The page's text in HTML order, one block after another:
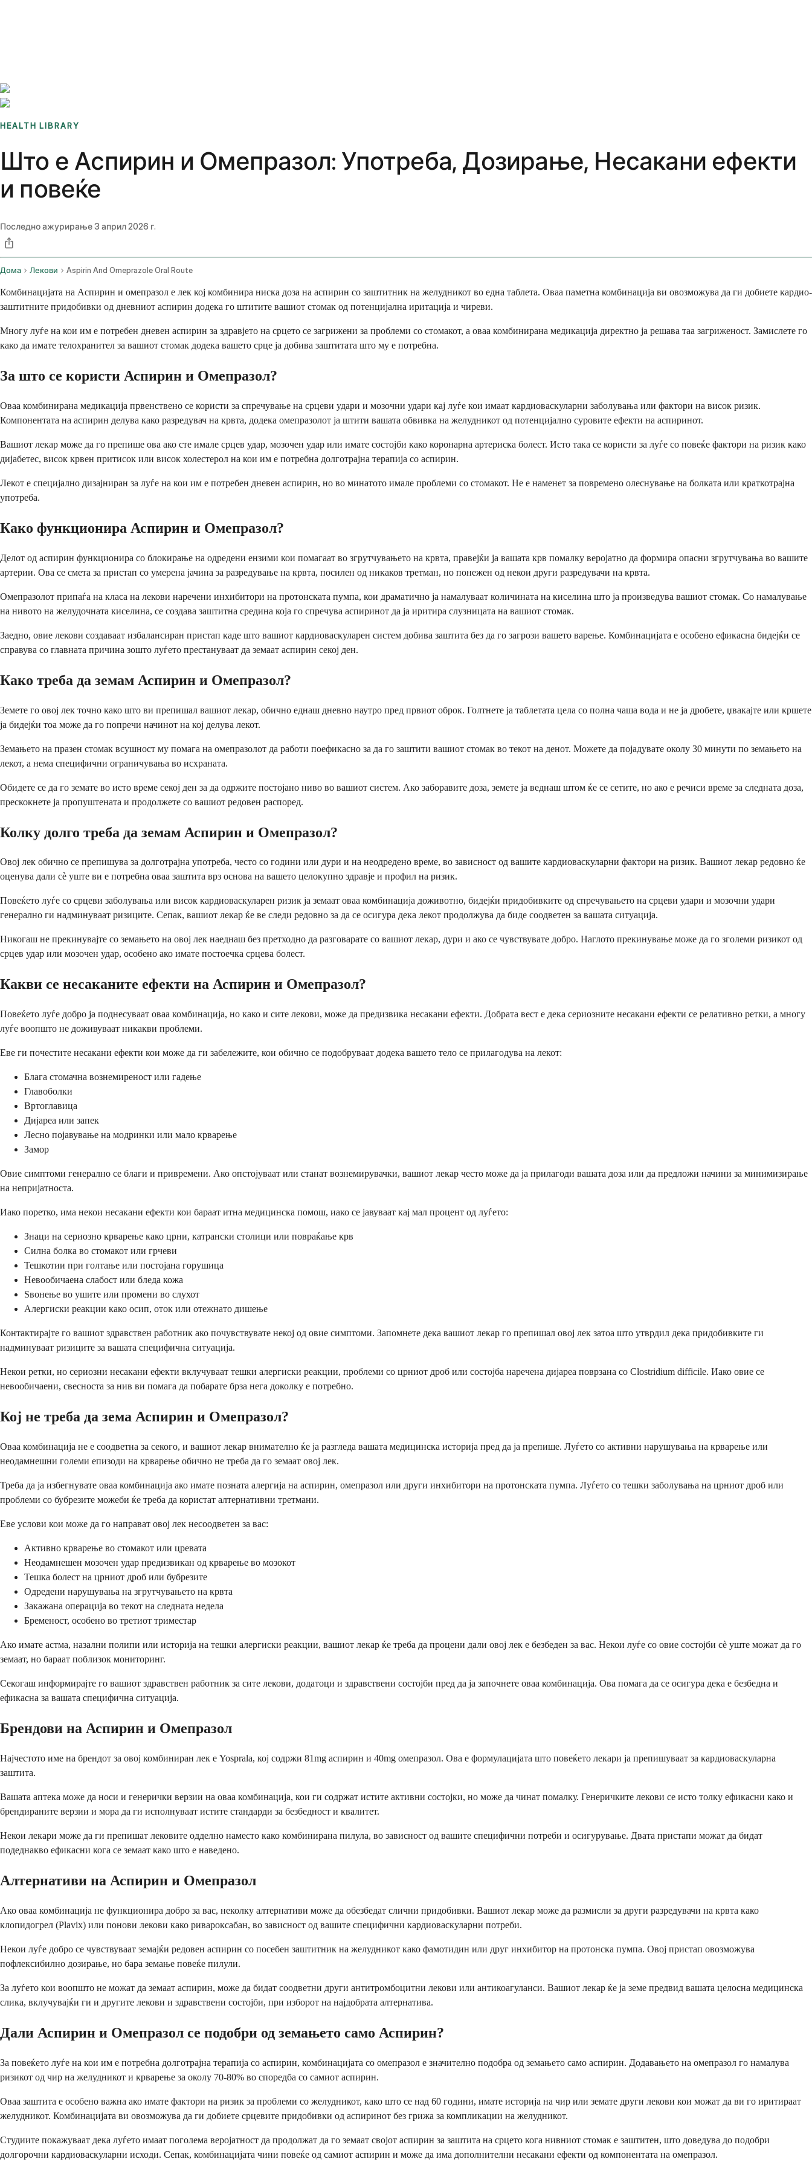
HEALTH LIBRARY
Што е Аспирин и Омепразол: Употреба, Дозирање, Несакани ефекти
и повеќе
Последно ажурирање3 април 2026 г.
Дома Лекови Aspirin And Omeprazole Oral Route
Комбинацијата на Аспирин и омепразол е лек кој комбинира ниска доза на аспирин со заштитник на желудникот во една таблета. Оваа паметна комбинација ви овозможува да ги добиете кардио-
заштитните придобивки од дневниот аспирин додека го штитите вашиот стомак од потенцијална иритација и чиреви.
Многу луѓе на кои им е потребен дневен аспирин за здравјето на срцето се загрижени за проблеми со стомакот, а оваа комбинирана медикација директно ја решава таа загриженост. Замислете го
како да имате телохранител за вашиот стомак додека вашето срце ја добива заштитата што му е потребна.
За што се користи Аспирин и Омепразол?
Оваа комбинирана медикација првенствено се користи за спречување на срцеви удари и мозочни удари кај луѓе кои имаат кардиоваскуларни заболувања или фактори на висок ризик.
Компонентата на аспирин делува како разредувач на крвта, додека омепразолот ја штити вашата обвивка на желудникот од потенцијално суровите ефекти на аспиринот.
Вашиот лекар може да го препише ова ако сте имале срцев удар, мозочен удар или имате состојби како коронарна артериска болест. Исто така се користи за луѓе со повеќе фактори на ризик како
дијабетес, висок крвен притисок или висок холестерол на кои им е потребна долготрајна терапија со аспирин.
Лекот е специјално дизајниран за луѓе на кои им е потребен дневен аспирин, но во минатото имале проблеми со стомакот. Не е наменет за повремено олеснување на болката или краткотрајна
употреба.
Како функционира Аспирин и Омепразол?
Делот од аспирин функционира со блокирање на одредени ензими кои помагаат во згрутчувањето на крвта, правејќи ја вашата крв помалку веројатно да формира опасни згрутчувања во вашите
артерии. Ова се смета за пристап со умерена јачина за разредување на крвта, посилен од никаков третман, но понежен од некои други разредувачи на крвта.
Омепразолот припаѓа на класа на лекови наречени инхибитори на протонската пумпа, кои драматично ја намалуваат количината на киселина што ја произведува вашиот стомак. Со намалување
на нивото на желудочната киселина, се создава заштитна средина која го спречува аспиринот да ја иритира слузницата на вашиот стомак.
Заедно, овие лекови создаваат избалансиран пристап каде што вашиот кардиоваскуларен систем добива заштита без да го загрози вашето варење. Комбинацијата е особено ефикасна бидејќи се
справува со главната причина зошто луѓето престануваат да земаат аспирин секој ден.
Како треба да земам Аспирин и Омепразол?
Земете го овој лек точно како што ви препишал вашиот лекар, обично еднаш дневно наутро пред првиот оброк. Голтнете ја таблетата цела со полна чаша вода и не ја дробете, џвакајте или кршете
ја бидејќи тоа може да го попречи начинот на кој делува лекот.
Земањето на празен стомак всушност му помага на омепразолот да работи поефикасно за да го заштити вашиот стомак во текот на денот. Можете да појадувате околу 30 минути по земањето на
лекот, а нема специфични ограничувања во исхраната.
Обидете се да го земате во исто време секој ден за да одржите постојано ниво во вашиот систем. Ако заборавите доза, земете ја веднаш штом ќе се сетите, но ако е речиси време за следната доза,
прескокнете ја пропуштената и продолжете со вашиот редовен распоред.
Колку долго треба да земам Аспирин и Омепразол?
Овој лек обично се препишува за долготрајна употреба, често со години или дури и на неодредено време, во зависност од вашите кардиоваскуларни фактори на ризик. Вашиот лекар редовно ќе
оценува дали сè уште ви е потребна оваа заштита врз основа на вашето целокупно здравје и профил на ризик.
Повеќето луѓе со срцеви заболувања или висок кардиоваскуларен ризик ја земаат оваа комбинација доживотно, бидејќи придобивките од спречувањето на срцеви удари и мозочни удари
генерално ги надминуваат ризиците. Сепак, вашиот лекар ќе ве следи редовно за да се осигура дека лекот продолжува да биде соодветен за вашата ситуација.
Никогаш не прекинувајте со земањето на овој лек наеднаш без претходно да разговарате со вашиот лекар, дури и ако се чувствувате добро. Наглото прекинување може да го зголеми ризикот од
срцев удар или мозочен удар, особено ако имате постоечка срцева болест.
Какви се несаканите ефекти на Аспирин и Омепразол?
Повеќето луѓе добро ја поднесуваат оваа комбинација, но како и сите лекови, може да предизвика несакани ефекти. Добрата вест е дека сериозните несакани ефекти се релативно ретки, а многу
луѓе воопшто не доживуваат никакви проблеми.
Еве ги почестите несакани ефекти кои може да ги забележите, кои обично се подобруваат додека вашето тело се прилагодува на лекот:
Блага стомачна вознемиреност или гадење
Главоболки
Вртоглавица
Дијареа или запек
Лесно појавување на модринки или мало крварење
Замор
Овие симптоми генерално се благи и привремени. Ако опстојуваат или станат вознемирувачки, вашиот лекар често може да ја прилагоди вашата доза или да предложи начини за минимизирање
на непријатноста.
Иако поретко, има некои несакани ефекти кои бараат итна медицинска помош, иако се јавуваат кај мал процент од луѓето:
Знаци на сериозно крварење како црни, катрански столици или повраќање крв
Силна болка во стомакот или грчеви
Тешкотии при голтање или постојана горушица
Невообичаена слабост или бледа кожа
Ѕвонење во ушите или промени во слухот
Алергиски реакции како осип, оток или отежнато дишење
Контактирајте го вашиот здравствен работник ако почувствувате некој од овие симптоми. Запомнете дека вашиот лекар го препишал овој лек затоа што утврдил дека придобивките ги
надминуваат ризиците за вашата специфична ситуација.
Некои ретки, но сериозни несакани ефекти вклучуваат тешки алергиски реакции, проблеми со црниот дроб или состојба наречена дијареа поврзана со Clostridium difficile. Иако овие се
невообичаени, свесноста за нив ви помага да побарате брза нега доколку е потребно.
Кој не треба да зема Аспирин и Омепразол?
Оваа комбинација не е соодветна за секого, и вашиот лекар внимателно ќе ја разгледа вашата медицинска историја пред да ја препише. Луѓето со активни нарушувања на крварење или
неодамнешни големи епизоди на крварење обично не треба да го земаат овој лек.
Треба да ја избегнувате оваа комбинација ако имате позната алергија на аспирин, омепразол или други инхибитори на протонската пумпа. Луѓето со тешки заболувања на црниот дроб или
проблеми со бубрезите можеби ќе треба да користат алтернативни третмани.
Еве услови кои може да го направат овој лек несоодветен за вас:
Активно крварење во стомакот или цревата
Неодамнешен мозочен удар предизвикан од крварење во мозокот
Тешка болест на црниот дроб или бубрезите
Одредени нарушувања на згрутчувањето на крвта
Закажана операција во текот на следната недела
Бременост, особено во третиот триместар
Ако имате астма, назални полипи или историја на тешки алергиски реакции, вашиот лекар ќе треба да процени дали овој лек е безбеден за вас. Некои луѓе со овие состојби сè уште можат да го
земаат, но бараат поблизок мониторинг.
Секогаш информирајте го вашиот здравствен работник за сите лекови, додатоци и здравствени состојби пред да ја започнете оваа комбинација. Ова помага да се осигура дека е безбедна и
ефикасна за вашата специфична ситуација.
Брендови на Аспирин и Омепразол
Најчестото име на брендот за овој комбиниран лек е Yosprala, кој содржи 81mg аспирин и 40mg омепразол. Ова е формулацијата што повеќето лекари ја препишуваат за кардиоваскуларна
заштита.
Вашата аптека може да носи и генерички верзии на оваа комбинација, кои ги содржат истите активни состојки, но може да чинат помалку. Генеричките лекови се исто толку ефикасни како и
брендираните верзии и мора да ги исполнуваат истите стандарди за безбедност и квалитет.
Некои лекари може да ги препишат лековите одделно наместо како комбинирана пилула, во зависност од вашите специфични потреби и осигурување. Двата пристапи можат да бидат
подеднакво ефикасни кога се земаат како што е наведено.
Алтернативи на Аспирин и Омепразол
Ако оваа комбинација не функционира добро за вас, неколку алтернативи може да обезбедат слични придобивки. Вашиот лекар може да размисли за други разредувачи на крвта како
клопидогрел (Plavix) или понови лекови како ривароксабан, во зависност од вашите специфични кардиоваскуларни потреби.
Некои луѓе добро се чувствуваат земајќи редовен аспирин со посебен заштитник на желудникот како фамотидин или друг инхибитор на протонска пумпа. Овој пристап овозможува
пофлексибилно дозирање, но бара земање повеќе пилули.
За луѓето кои воопшто не можат да земаат аспирин, може да бидат соодветни други антитромбоцитни лекови или антикоагуланси. Вашиот лекар ќе ја земе предвид вашата целосна медицинска
слика, вклучувајќи ги и другите лекови и здравствени состојби, при изборот на најдобрата алтернатива.
Дали Аспирин и Омепразол се подобри од земањето само Аспирин?
За повеќето луѓе на кои им е потребна долготрајна терапија со аспирин, комбинацијата со омепразол е значително подобра од земањето само аспирин. Додавањето на омепразол го намалува
ризикот од чир на желудникот и крварење за околу 70-80% во споредба со самиот аспирин.
Оваа заштита е особено важна ако имате фактори на ризик за проблеми со желудникот, како што се над 60 години, имате историја на чир или земате други лекови кои можат да ви го иритираат
желудникот. Комбинацијата ви овозможува да ги добиете срцевите придобивки од аспиринот без грижа за компликации на желудникот.
Студиите покажуваат дека луѓето имаат поголема веројатност да продолжат да го земаат својот аспирин за заштита на срцето кога нивниот стомак е заштитен, што доведува до подобри
долгорочни кардиоваскуларни исходи. Сепак, комбинацијата чини повеќе од самиот аспирин и може да има дополнителни несакани ефекти од компонентата на омепразол.